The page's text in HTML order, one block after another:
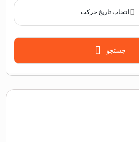
انتخاب تاریخ حرکت
جستجو